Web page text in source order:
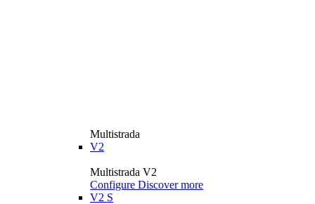
Multistrada
V2
Multistrada V2
Configure Discover more
V2 S